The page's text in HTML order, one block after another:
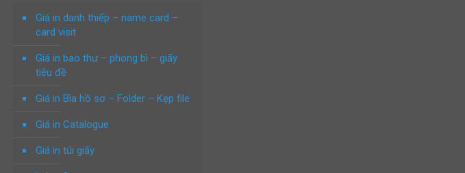
Giá in danh thiếp – name card –
card visit
Giá in bao thư – phong bì – giấy
tiêu đề
Giá in Bìa hồ sơ – Folder – Kẹp file
Giá in Catalogue
Giá in túi giấy